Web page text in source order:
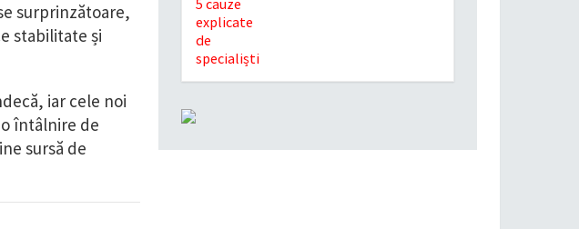
surprinzătoare,
stabilitate și
iar cele noi
întâlnire de
sursă de